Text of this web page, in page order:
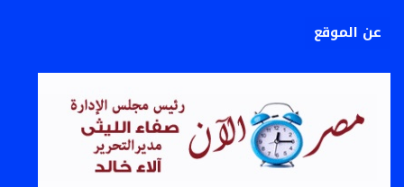
عن الموقع